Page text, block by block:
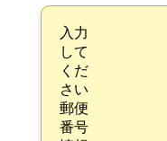
入力
して
くだ
さい
郵便
番号